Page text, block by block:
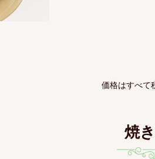
価格はすべて
焼